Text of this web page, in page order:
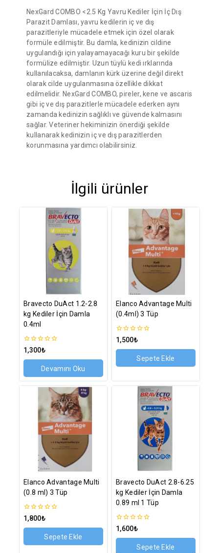
NexGard COMBO <2.5 Kg Yavru Kediler İçin İç Dış
Parazit Damlası, yavru kedilerin iç ve dış
parazitleriyle mücadele etmek için özel olarak
formüle edilmiştir. Bu damla, kedinizin cildine
uygulandığı için yalayamayacağı kuru bir şekilde
formülize edilmiştir. Uzun tüylü kedi ırklarında
kullanılacaksa, damlanın kürk üzerine değil direkt
olarak cilde uygulanmasına özellikle dikkat
edilmelidir. NexGard COMBO, pireler, kene ve ascaris
gibi iç ve dış parazitlerle mücadele ederken aynı
zamanda kedinizin sağlıklı ve güvende kalmasını
sağlar. Veteriner hekiminizin önerdiği şekilde
kullanarak kedinizin iç ve dış parazitlerden
korunmasına yardımcı olabilirsiniz.
İlgili ürünler
Bravecto DuAct 1.2-2.8
kg Kediler İçin Damla
0.4ml
0
üzerinden
1,300₺
Devamını Oku
Elanco Advantage Multi
(0.4ml) 3 Tüp
0
üzerinden
1,500₺
Sepete Ekle
Elanco Advantage Multi
(0.8 ml) 3 Tüp
0
üzerinden
1,800₺
Sepete Ekle
Bravecto DuAct 2.8-6.25
kg Kediler İçin Damla
0.89 ml 1 Tüp
0
üzerinden
1,600₺
Sepete Ekle